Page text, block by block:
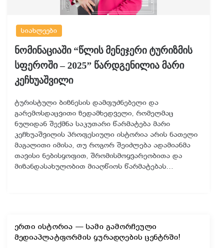
სიახლეები
ნომინაციაში “წლის მენეჯერი ტურიზმის
სფეროში – 2025” წარდგენილია მარი
კეჩხუაშვილი
ტურისტული ბიზნესის დამფუძნებელი და
გარემოსდაცვითი ზედამხედველი, რომელმაც
ნულიდან შექმნა საკუთარი წარმატება მარი
კეჩხუაშვილის პროფესიული ისტორია არის ნათელი
მაგალითი იმისა, თუ როგორ შეიძლება ადამიანმა
თავისი ნებისყოფით, შრომისმოყვარეობითა და
მიზანდასახულობით მიაღწიოს წარმატებას…
ერთი ისტორია — სამი გამორჩეული
მედიაპლატფორმის ყურადღების ცენტრში!